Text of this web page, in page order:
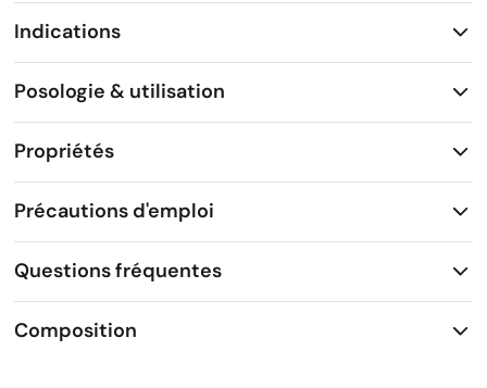
Indications
Posologie & utilisation
Propriétés
Précautions d'emploi
Questions fréquentes
Composition